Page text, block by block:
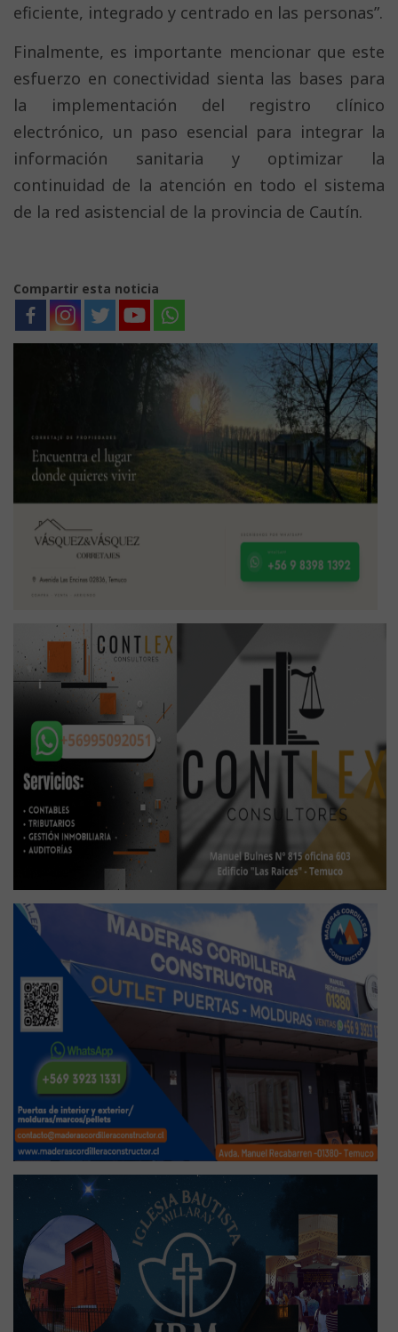
eficiente, integrado y centrado en las personas”.
Finalmente, es importante mencionar que este
esfuerzo en conectividad sienta las bases para
la implementación del registro clínico
electrónico, un paso esencial para integrar la
información sanitaria y optimizar la
continuidad de la atención en todo el sistema
de la red asistencial de la provincia de Cautín.
Compartir esta noticia